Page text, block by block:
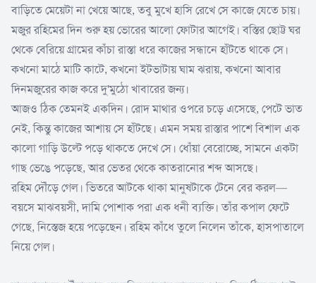
বাড়িতে মেয়েটা না খেয়ে আছে, তবু মুখে হাসি রেখে সে কাজে যেতে চায়।
মজুর রহিমের দিন শুরু হয় ভোরের আলো ফোটার আগেই। বস্তির ছোট্ট ঘর
থেকে বেরিয়ে গ্রামের কাঁচা রাস্তা ধরে কাজের সন্ধানে হাঁটতে থাকে সে।
কখনো মাঠে মাটি কাটে, কখনো ইটভাটায় ঘাম ঝরায়, কখনো আবার
দিনমজুরের কাজ করে দু'মুঠো খাবারের জন্য।
আজও ঠিক তেমনই একদিন। রোদ মাথার ওপরে চড়ে এসেছে, পেটে ভাত
নেই, কিন্তু কাজের আশায় সে হাঁটছে। এমন সময় রাস্তার পাশে বিশাল এক
কালো গাড়ি উল্টে পড়ে থাকতে দেখে সে। ধোঁয়া বেরোচ্ছে, সামনে একটা
গাছ ভেঙে পড়েছে, আর ভেতর থেকে কাতরানোর শব্দ আসছে।
রহিম দৌঁড়ে গেল। ভিতরে আটকে থাকা মানুষটাকে টেনে বের করল—
বয়সে মাঝবয়সী, দামি পোশাক পরা এক ধনী ব্যক্তি। তাঁর কপাল ফেটে
গেছে, নিস্তেজ হয়ে পড়েছেন। রহিম কাঁধে তুলে নিলেন তাঁকে, হাসপাতালে
নিয়ে গেল।